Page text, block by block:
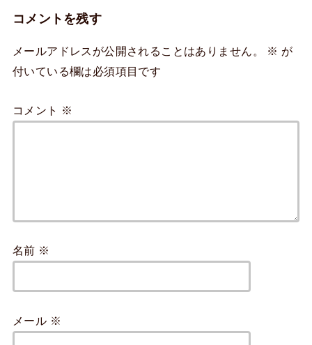
コメントを残す
メールアドレスが公開されることはありません。 ※ が
付いている欄は必須項目です
コメント ※
名前 ※
メール ※